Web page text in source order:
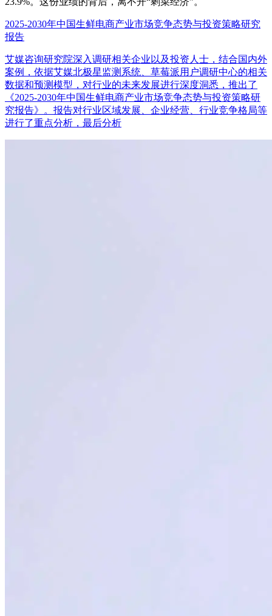
2025-2030年中国生鲜电商产业市场竞争态势与投资策略研究
报告
艾媒咨询研究院深入调研相关企业以及投资人士，结合国内外
案例，依据艾媒北极星监测系统、草莓派用户调研中心的相关
数据和预测模型，对行业的未来发展进行深度洞悉，推出了
《2025-2030年中国生鲜电商产业市场竞争态势与投资策略研
究报告》。报告对行业区域发展、企业经营、行业竞争格局等
进行了重点分析，最后分析